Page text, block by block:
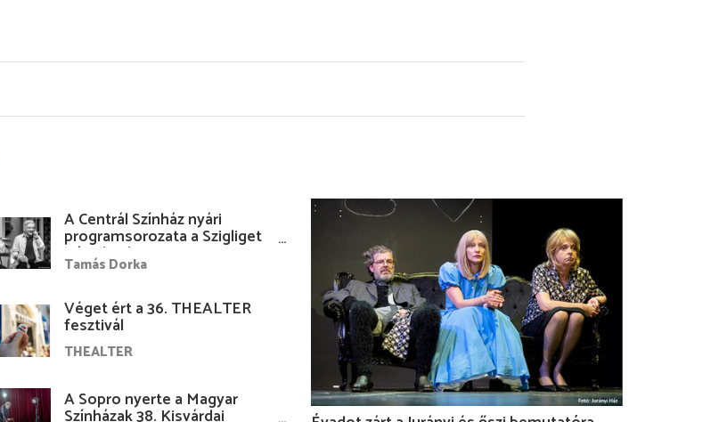
A Centrál Színház nyári
programsorozata a Szigliget
Várudvarban
Tamás Dorka
Véget ért a 36. THEALTER
fesztivál
THEALTER
A Sopro nyerte a Magyar